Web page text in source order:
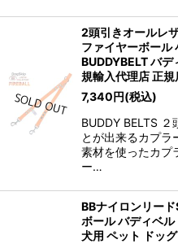
2頭引きオールレ
ファイヤーボール
BUDDYBELT バ
規輸入代理店 正規
7,340円(税込)
BUDDY BELTS ２
とが出来るカプラ
素材を使ったカプ
ー…
BBナイロンリー
ボール バディベル
犬用 ペット ドッ